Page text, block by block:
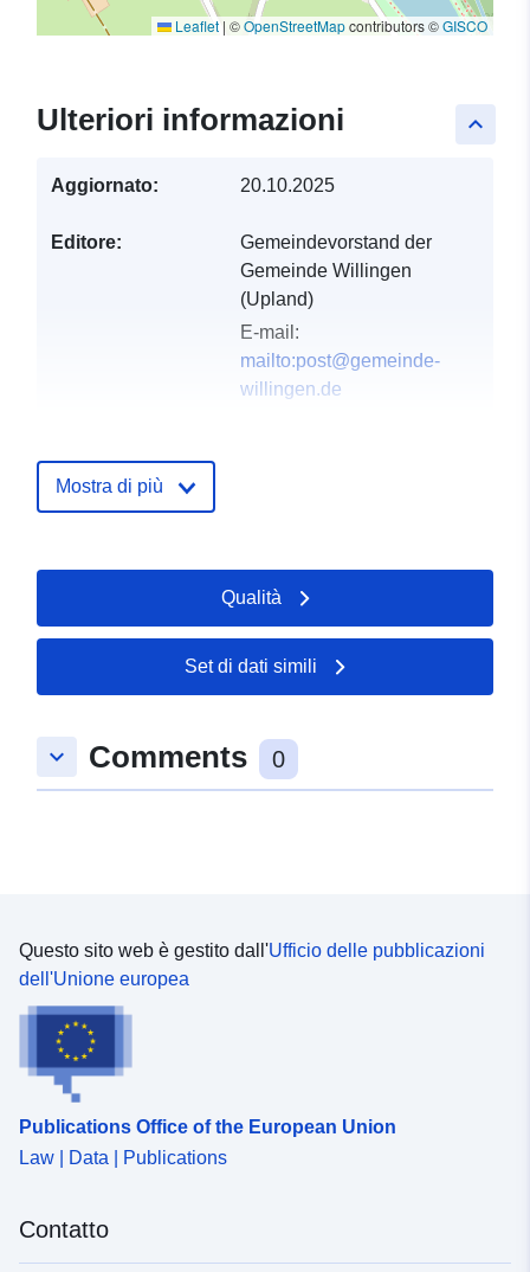
Leaflet | ©OpenStreetMapcontributors ©GISCO
keyboard_arrow_up
Ulteriori informazioni
Aggiornato: 20.10.2025
Editore:
Gemeindevorstand der
Gemeinde Willingen
(Upland)
E-mail:
mailto:post@gemeinde-
willingen.de
catalogo:
Coordinate:
51.2881 ], [ 8.62209,
51.2881 ], [ 8.62209,
Tipo: Polygon
Mostra di più
Qualità
Set di dati simili
keyboard_arrow_down Comments 0
Questo sito web è gestito dall'Ufficio delle pubblicazioni
dell'Unione europea
Publications Office of the European Union
Law | Data | Publications
Contatto